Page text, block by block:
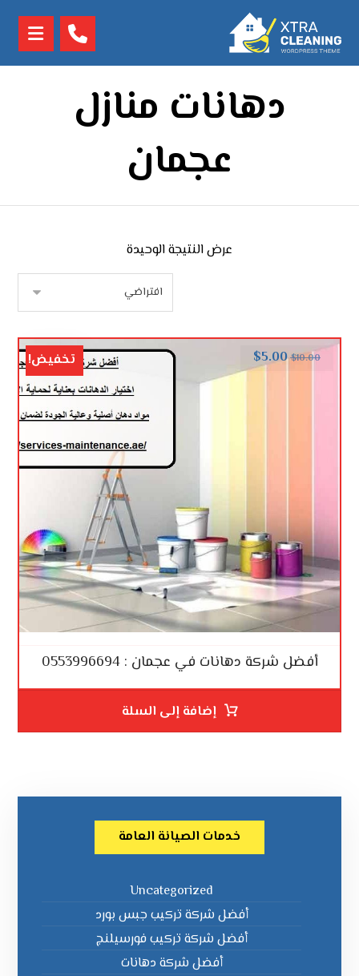
دهانات منازل
عجمان
عرض النتيجة الوحيدة
أفضل شركة دهانات في عجمان : 0553996694
$10.00
$5.00 تخفيض!
إضافة إلى السلة
خدمات الصيانة العامة
Uncategorized
أفضل شركة تركيب جبس بورد
أفضل شركة تركيب فورسيلنج
أفضل شركة دهانات